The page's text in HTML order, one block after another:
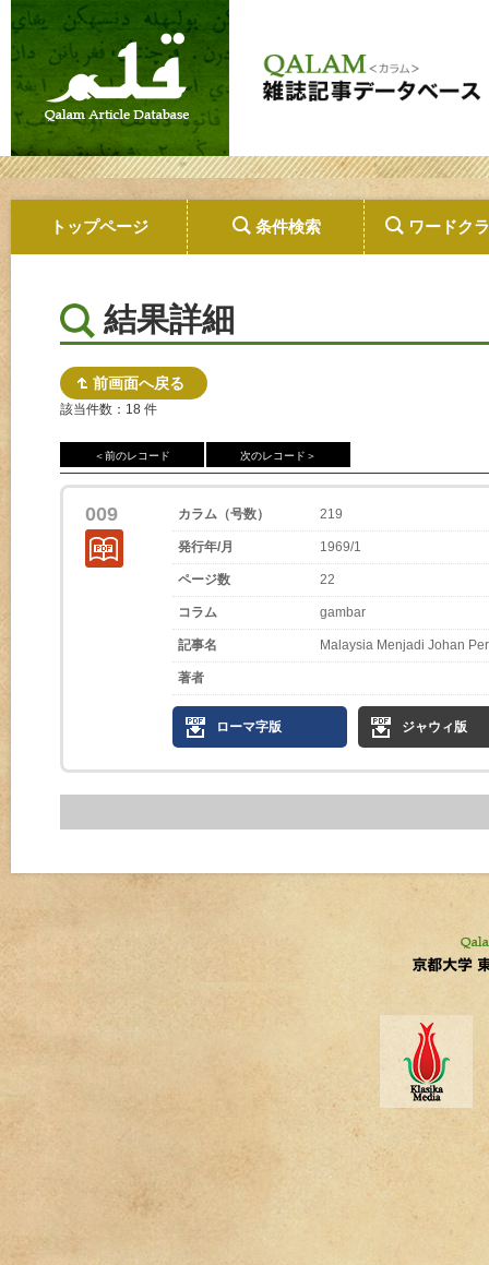
トップページ 条件検索 ワードク
結果詳細
前画面へ戻る
該当件数：18 件
＜前のレコード 次のレコード＞
009 カラム（号数） 219
発行年/月 1969/1
ページ数 22
コラム gambar
記事名 Malaysia Menjadi Johan
著者
ローマ字版 ジャウィ版